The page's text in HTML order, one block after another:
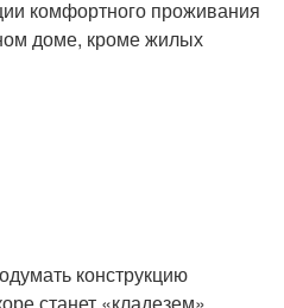
комфортного проживания
доме, кроме жилых
конструкцию
станет «кладезем»